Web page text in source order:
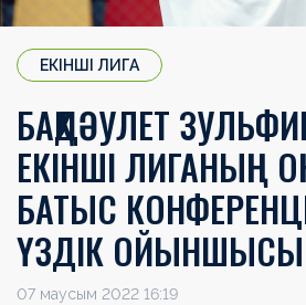
ЕКІНШІ ЛИГА
БАҚДӘУЛЕТ
ЕКІНШІ ЛИГАНЫҢ
БАТЫС
ҮЗДІК
07 маусым 2022 16:19